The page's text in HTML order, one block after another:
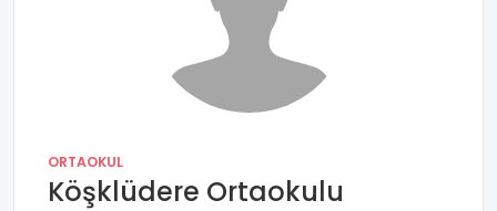
ORTAOKUL
Köşklüdere Ortaokulu